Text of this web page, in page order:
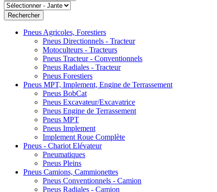
Pneus Agricoles, Forestiers
Pneus Directionnels - Tracteur
Motoculteurs - Tracteurs
Pneus Tracteur - Conventionnels
Pneus Radiales - Tracteur
Pneus Forestiers
Pneus MPT, Implement, Engine de Terrassement
Pneus BobCat
Pneus Excavateur/Excavatrice
Pneus Engine de Terrassement
Pneus MPT
Pneus Implement
Implement Roue Complète
Pneus - Chariot Elévateur
Pneumatiques
Pneus Pleins
Pneus Camions, Cammionettes
Pneus Conventionnels - Camion
Pneus Radiales - Camion